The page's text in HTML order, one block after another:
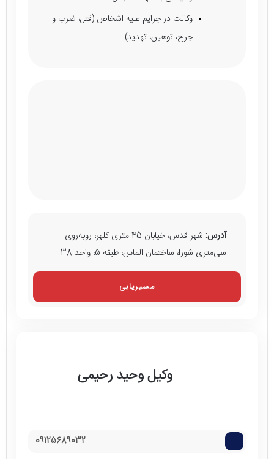
وکالت در جرایم علیه اشخاص (قتل، ضرب و
جرح، توهین، تهدید)
آدرس:
شهر قدس، خیابان 45 متری کلهر، روبه‌روی
سی‌متری شورا، ساختمان الماس، طبقه 5، واحد 38
مسیریابی
وکیل وحید رحیمی
09125689032